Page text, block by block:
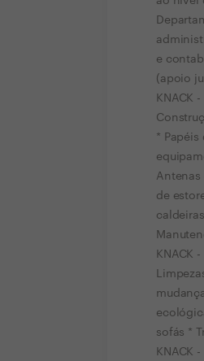
e
(apoio
KNACK
* Papéis
Antenas
de
KNACK
sofás *
KNACK -